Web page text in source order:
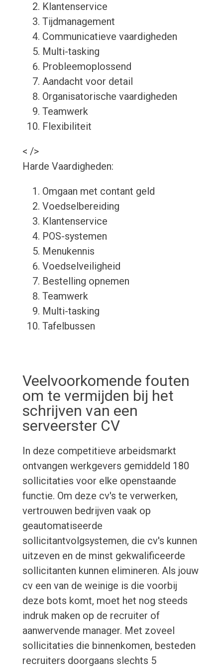
Klantenservice
Tijdmanagement
Communicatieve vaardigheden
Multi-tasking
Probleemoplossend
Aandacht voor detail
Organisatorische vaardigheden
Teamwerk
Flexibiliteit
< />
Harde Vaardigheden:
Omgaan met contant geld
Voedselbereiding
Klantenservice
POS-systemen
Menukennis
Voedselveiligheid
Bestelling opnemen
Teamwerk
Multi-tasking
Tafelbussen
Veelvoorkomende fouten
om te vermijden bij het
schrijven van een
serveerster CV
In deze competitieve arbeidsmarkt
ontvangen werkgevers gemiddeld 180
sollicitaties voor elke openstaande
functie. Om deze cv's te verwerken,
vertrouwen bedrijven vaak op
geautomatiseerde
sollicitantvolgsystemen, die cv's kunnen
uitzeven en de minst gekwalificeerde
sollicitanten kunnen elimineren. Als jouw
cv een van de weinige is die voorbij
deze bots komt, moet het nog steeds
indruk maken op de recruiter of
aanwervende manager. Met zoveel
sollicitaties die binnenkomen, besteden
recruiters doorgaans slechts 5